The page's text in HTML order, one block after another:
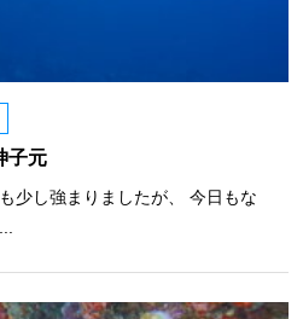
子元
少し強まりましたが、 今日もな